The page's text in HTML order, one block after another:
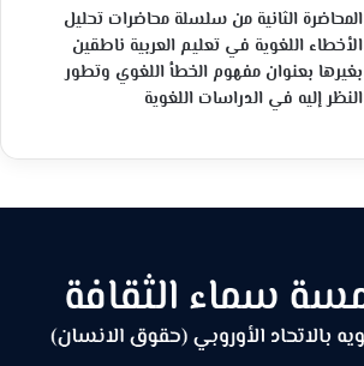
المحاضرة الثانية من سلسلة محاضرات تحليل
الأخطاء اللغوية في تعليم العربية ناطقين
بغيرها بعنوان مفهوم الخطأ اللغوي وتطور
النظر إليه في الدراسات اللغوية